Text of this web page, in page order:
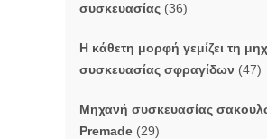
συσκευασίας (36)
Η κάθετη μορφή γεμίζει τη
συσκευασίας σφραγίδων (47)
Μηχανή συσκευασίας
Premade (29)